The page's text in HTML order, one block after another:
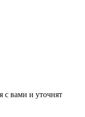
с вами и уточнят